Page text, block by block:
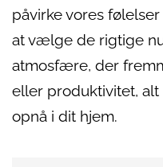
påvirke vores
at vælge de rigtige
atmosfære, der
eller produktivitet,
opnå i dit hjem.